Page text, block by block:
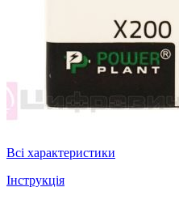
Всі характеристики
Інструкція